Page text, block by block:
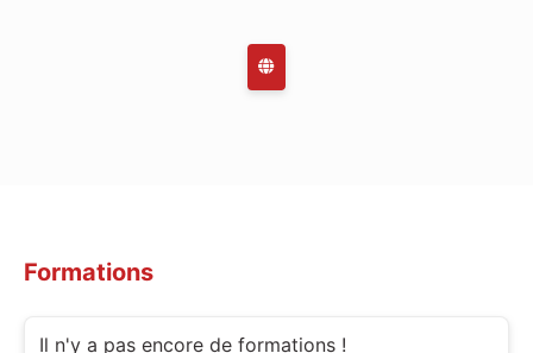
Formations
Il n'y a pas encore de formations !